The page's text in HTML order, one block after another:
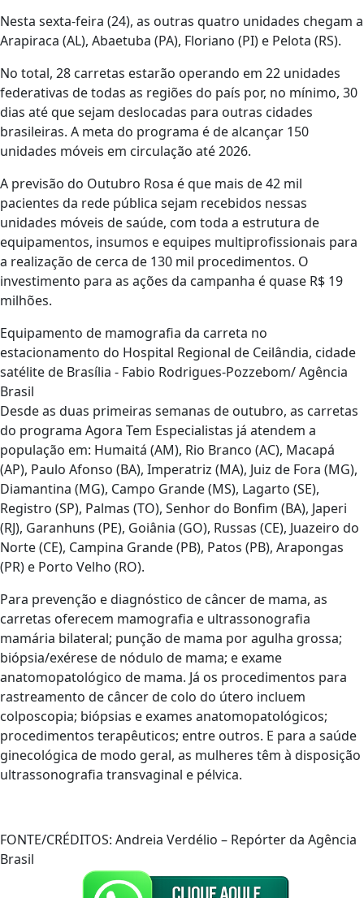
Nesta sexta-feira (24), as outras quatro unidades chegam a
Arapiraca (AL), Abaetuba (PA), Floriano (PI) e Pelota (RS).
No total, 28 carretas estarão operando em 22 unidades
federativas de todas as regiões do país por, no mínimo, 30
dias até que sejam deslocadas para outras cidades
brasileiras. A meta do programa é de alcançar 150
unidades móveis em circulação até 2026.
A previsão do Outubro Rosa é que mais de 42 mil
pacientes da rede pública sejam recebidos nessas
unidades móveis de saúde, com toda a estrutura de
equipamentos, insumos e equipes multiprofissionais para
a realização de cerca de 130 mil procedimentos. O
investimento para as ações da campanha é quase R$ 19
milhões.
Equipamento de mamografia da carreta no
estacionamento do Hospital Regional de Ceilândia, cidade
satélite de Brasília - Fabio Rodrigues-Pozzebom/ Agência
Brasil
Desde as duas primeiras semanas de outubro, as carretas
do programa Agora Tem Especialistas já atendem a
população em: Humaitá (AM), Rio Branco (AC), Macapá
(AP), Paulo Afonso (BA), Imperatriz (MA), Juiz de Fora (MG),
Diamantina (MG), Campo Grande (MS), Lagarto (SE),
Registro (SP), Palmas (TO), Senhor do Bonfim (BA), Japeri
(RJ), Garanhuns (PE), Goiânia (GO), Russas (CE), Juazeiro do
Norte (CE), Campina Grande (PB), Patos (PB), Arapongas
(PR) e Porto Velho (RO).
Para prevenção e diagnóstico de câncer de mama, as
carretas oferecem mamografia e ultrassonografia
mamária bilateral; punção de mama por agulha grossa;
biópsia/exérese de nódulo de mama; e exame
anatomopatológico de mama. Já os procedimentos para
rastreamento de câncer de colo do útero incluem
colposcopia; biópsias e exames anatomopatológicos;
procedimentos terapêuticos; entre outros. E para a saúde
ginecológica de modo geral, as mulheres têm à disposição
ultrassonografia transvaginal e pélvica.
FONTE/CRÉDITOS: Andreia Verdélio – Repórter da Agência
Brasil